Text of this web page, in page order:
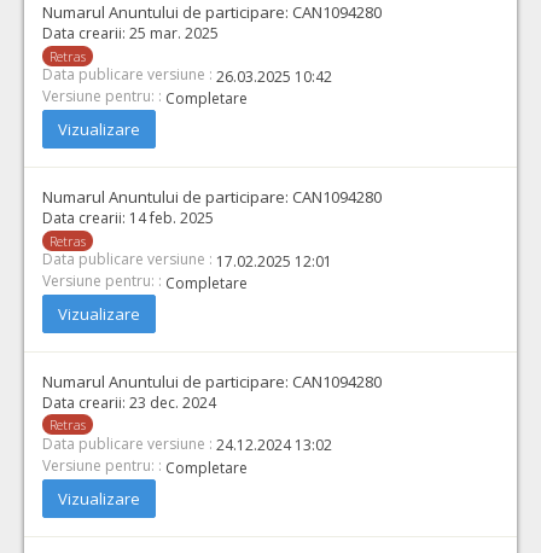
Numarul Anuntului de participare: CAN1094280
Data crearii: 25 mar. 2025
Retras
Data publicare versiune : 26.03.2025 10:42
Versiune pentru: : Completare
Vizualizare
Numarul Anuntului de participare: CAN1094280
Data crearii: 14 feb. 2025
Retras
Data publicare versiune : 17.02.2025 12:01
Versiune pentru: : Completare
Vizualizare
Numarul Anuntului de participare: CAN1094280
Data crearii: 23 dec. 2024
Retras
Data publicare versiune : 24.12.2024 13:02
Versiune pentru: : Completare
Vizualizare